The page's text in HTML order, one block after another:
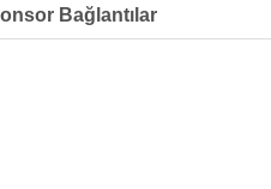
Bağlantılar